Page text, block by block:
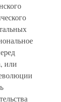
или